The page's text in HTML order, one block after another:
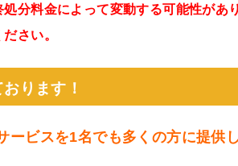
分料金によって変動する可能性があ
さい。
ります！
ービスを1名でも多くの方に提供し